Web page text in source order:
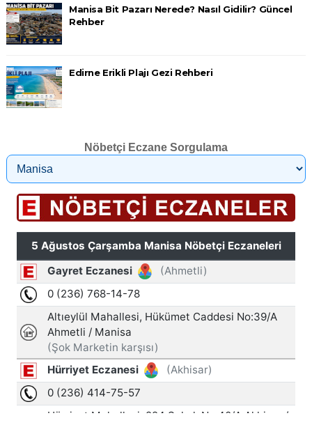
Manisa Bit Pazarı Nerede? Nasıl Gidilir? Güncel
Rehber
Edirne Erikli Plajı Gezi Rehberi
Nöbetçi Eczane Sorgulama